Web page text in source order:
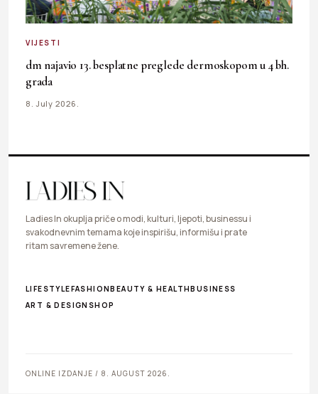
VIJESTI
dm najavio 13. besplatne preglede dermoskopom u 4 bh.
grada
8. July 2026.
Ladies In okuplja priče o modi, kulturi, ljepoti, businessu i
svakodnevnim temama koje inspirišu, informišu i prate
ritam savremene žene.
LIFESTYLEFASHIONBEAUTY & HEALTHBUSINESS
ART & DESIGN SHOP
ONLINE IZDANJE / 8. AUGUST 2026.